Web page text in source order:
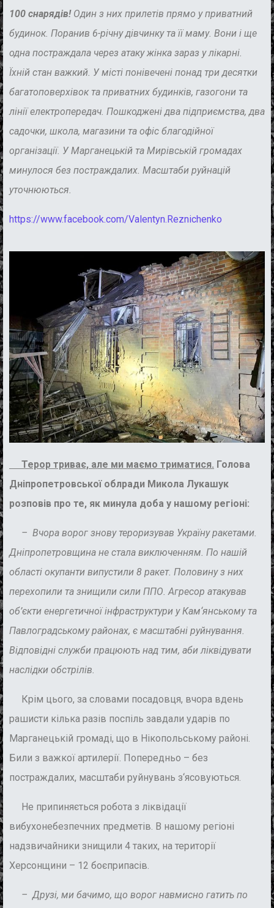
100 снарядів! Один з них прилетів прямо у приватний
будинок. Поранив 6-річну дівчинку та її маму. Вони і ще
одна постраждала через атаку жінка зараз у лікарні.
Їхній стан важкий. У місті понівечені понад три десятки
багатоповерхівок та приватних будинків, газогони та
лінії електропередач. Пошкоджені два підприємства, два
садочки, школа, магазини та офіс благодійної
організації. У Марганецькій та Мирівській громадах
минулося без постраждалих. Масштаби руйнацій
уточнюються.
https://www.facebook.com/Valentyn.Reznichenko
Терор триває, але ми маємо триматися. Голова
Дніпропетровської облради Микола Лукашук
розповів про те, як минула доба у нашому регіоні:
– Вчора ворог знову тероризував Україну ракетами.
Дніпропетровщина не стала виключенням. По нашій
області окупанти випустили 8 ракет. Половину з них
перехопили та знищили сили ППО. Агресор атакував
об’єкти енергетичної інфраструктури у Кам‘янському та
Павлоградському районах, є масштабні руйнування.
Відповідні служби працюють над тим, аби ліквідувати
наслідки обстрілів.
Крім цього, за словами посадовця, вчора вдень
рашисти кілька разів поспіль завдали ударів по
Марганецькій громаді, що в Нікопольському районі.
Били з важкої артилерії. Попередньо – без
постраждалих, масштаби руйнувань з‘ясовуються.
Не припиняється робота з ліквідації
вибухонебезпечних предметів. В нашому регіоні
надзвичайники знищили 4 таких, на території
Херсонщини – 12 боєприпасів.
– Друзі, ми бачимо, що ворог навмисно гатить по